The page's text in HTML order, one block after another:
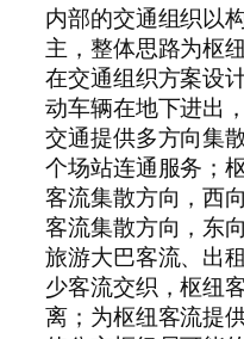
内部的交通组织以
主，整体思路为枢
在交通组织方案设
动车辆在地下进出
交通提供多方向集
个场站连通服务；
客流集散方向，西
客流集散方向，东
旅游大巴客流、出
少客流交织，枢纽
离；为枢纽客流提